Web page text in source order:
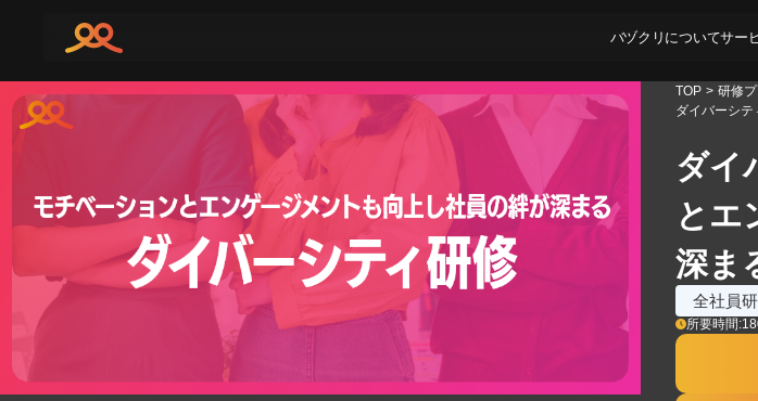
バヅクリについてサー
TOP > 研修
ダイバーシ
ダイ
とエ
深ま
全社員
所要時間: